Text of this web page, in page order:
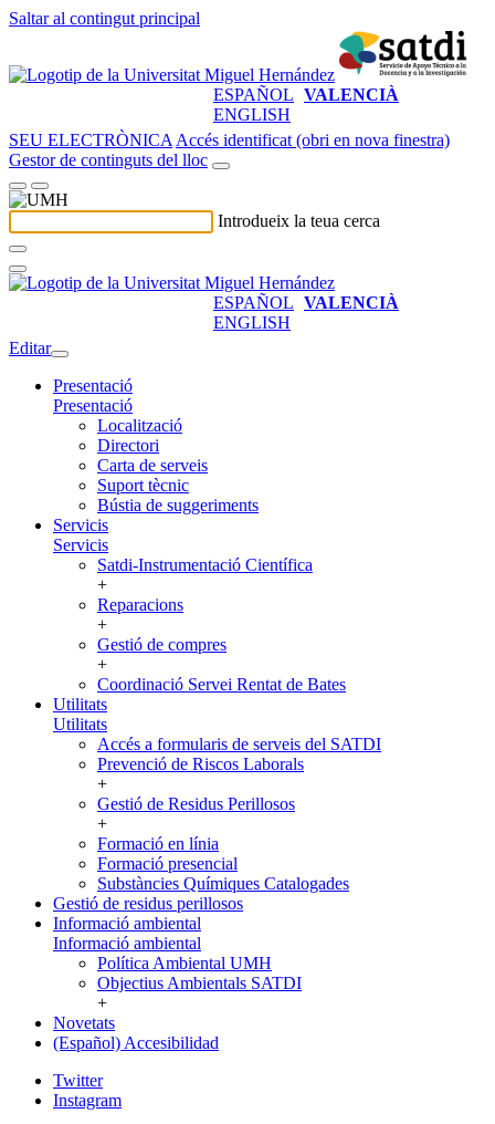
Saltar al contingut principal
ESPAÑOL VALENCIÀ
ENGLISH
SEU ELECTRÒNICA Accés identificat (obri en nova finestra)
Gestor de continguts del lloc
Introdueix la teua cerca
ESPAÑOL VALENCIÀ
ENGLISH
Editar
Presentació
Presentació
Localització
Directori
Carta de serveis
Suport tècnic
Bústia de suggeriments
Servicis
Servicis
Satdi-Instrumentació Científica
+
Reparacions
+
Gestió de compres
+
Coordinació Servei Rentat de Bates
Utilitats
Utilitats
Accés a formularis de serveis del SATDI
Prevenció de Riscos Laborals
+
Gestió de Residus Perillosos
+
Formació en línia
Formació presencial
Substàncies Químiques Catalogades
Gestió de residus perillosos
Informació ambiental
Informació ambiental
Política Ambiental UMH
Objectius Ambientals SATDI
+
Novetats
(Español) Accesibilidad
Twitter
Instagram